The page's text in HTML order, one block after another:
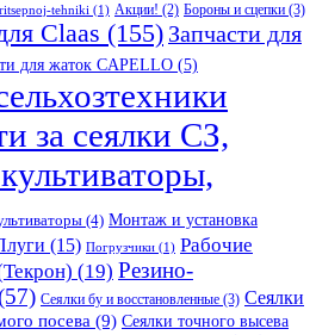
tehniki (1) Акции! (2) Бороны и сцепки (3)
Claas (155) Запчасти для
для жаток CAPELLO (5)
за сеялки СЗ,
(4) Монтаж и установка
(15) Погрузчики (1) Рабочие
(19) Резино-
Сеялки бу и восстановленные (3) Сеялки
посева (9) Сеялки точного высева